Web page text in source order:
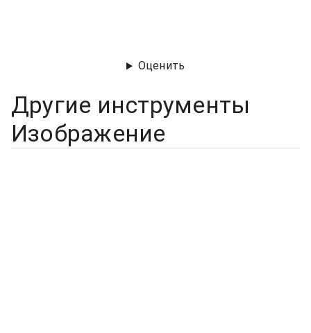
Оценить
Другие инструменты
Изображение